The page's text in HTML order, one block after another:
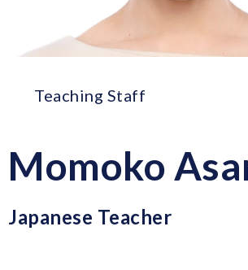
Teaching Staff
Momoko
Japanese Teacher